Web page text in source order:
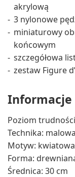
akrylową
3 nylonowe
miniaturowy
końcowym
szczegółowa
zestaw Figure
Informacje
Poziom
Technika:
Motyw:
Forma:
Średnica: 30 cm